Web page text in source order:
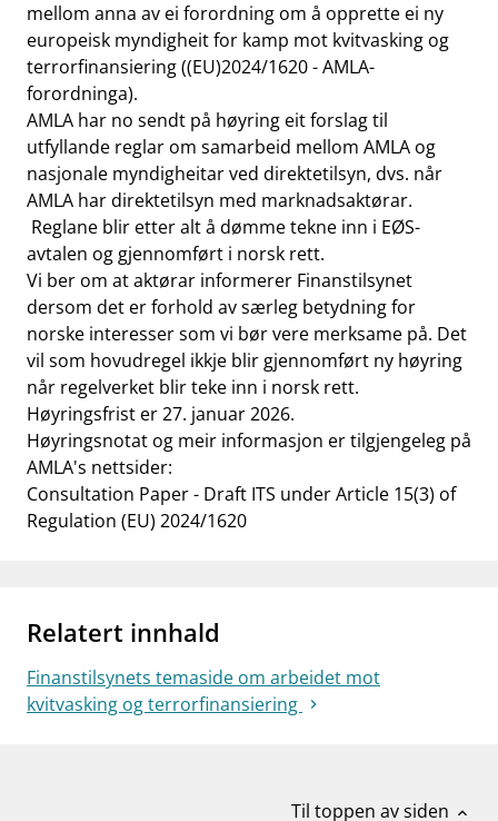
mellom anna av ei forordning om å opprette ei ny
europeisk myndigheit for kamp mot kvitvasking og
terrorfinansiering ((EU)2024/1620 - AMLA-
forordninga).
AMLA har no sendt på høyring eit forslag til
utfyllande reglar om samarbeid mellom AMLA og
nasjonale myndigheitar ved direktetilsyn, dvs. når
AMLA har direktetilsyn med marknadsaktørar.
Reglane blir etter alt å dømme tekne inn i EØS-
avtalen og gjennomført i norsk rett.
Vi ber om at aktørar informerer Finanstilsynet
dersom det er forhold av særleg betydning for
norske interesser som vi bør vere merksame på. Det
vil som hovudregel ikkje blir gjennomført ny høyring
når regelverket blir teke inn i norsk rett.
Høyringsfrist er 27. januar 2026.
Høyringsnotat og meir informasjon er tilgjengeleg på
AMLA's nettsider:
Consultation Paper - Draft ITS under Article 15(3) of
Regulation (EU) 2024/1620
Relatert innhald
Finanstilsynets temaside om arbeidet mot
kvitvasking og terrorfinansiering
Til toppen av siden expand_less